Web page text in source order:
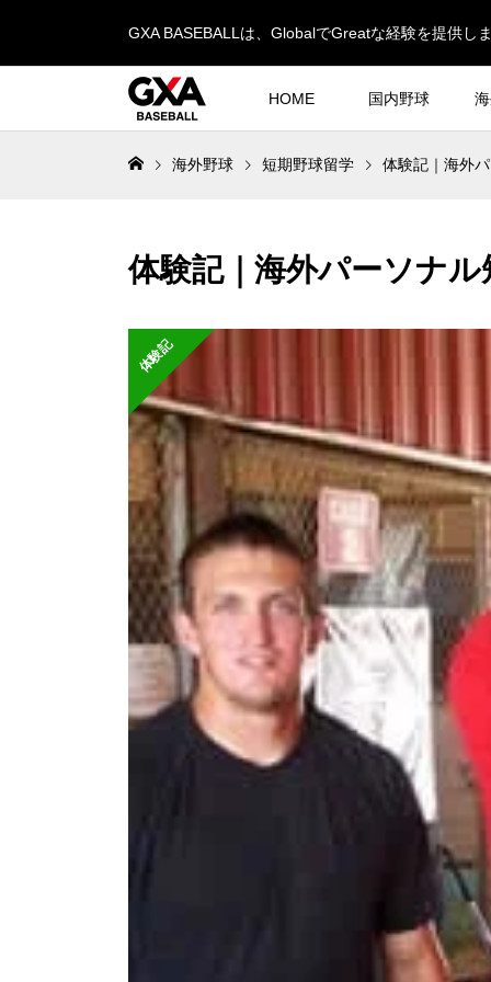
GXA BASEBALLは、GlobalでGreatな経験を提供し
HOME 国内野球
海外野球 短期野球留学 体験記｜海外
体験記｜海外パーソナ
体験記